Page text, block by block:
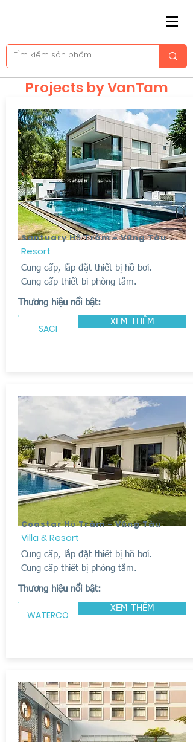
Projects by VanTam
Santuary Hồ Tràm - Vũng Tàu
Resort
Cung cấp, lắp đặt thiết bị hồ bơi.
Cung cấp thiết bị phòng tắm.
Thương hiệu nổi bật:
SACI
XEM THÊM
Coastar Hồ Tràm - Vũng Tàu
Villa & Resort
Cung cấp, lắp đặt thiết bị hồ bơi.
Cung cấp thiết bị phòng tắm.
Thương hiệu nổi bật:
WATERCO
XEM THÊM